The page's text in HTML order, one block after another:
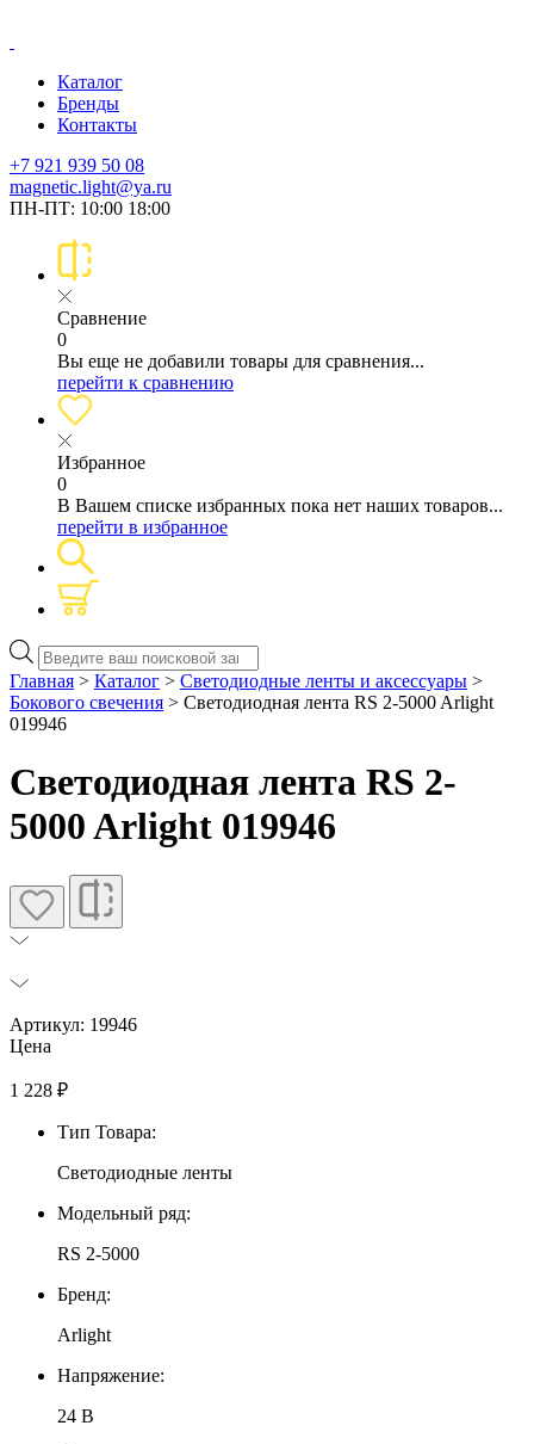
Каталог
Бренды
Контакты
+7 921 939 50 08
magnetic.light@ya.ru
ПН-ПТ: 10:00 18:00
Сравнение
0
Вы еще не добавили товары для сравнения...
перейти к сравнению
Избранное
0
В Вашем списке избранных пока нет наших товаров...
перейти в избранное
Поиск
товаров
Главная > Каталог > Светодиодные ленты и аксессуары >
Бокового свечения > Светодиодная лента RS 2-5000 Arlight
019946
Светодиодная лента RS 2-
5000 Arlight 019946
Артикул: 19946
Цена
1 228 ₽
Тип Товара:
Светодиодные ленты
Модельный ряд:
RS 2-5000
Бренд:
Arlight
Напряжение:
24 В